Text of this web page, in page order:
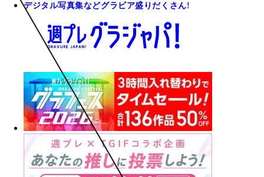
デジタル写真集などグラビア盛りだくさん!